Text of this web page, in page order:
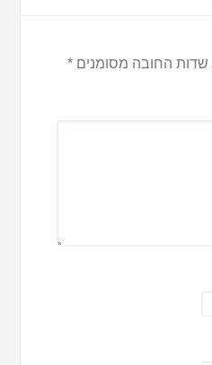
שדות החובה מסומנים*